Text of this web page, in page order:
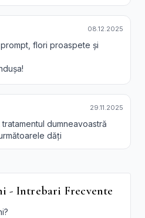
08.12.2025
flori proaspete și
29.11.2025
dumneavoastră
dăți
- Intrebari Frecvente